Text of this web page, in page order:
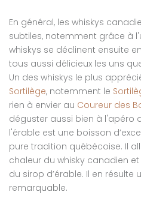
En général, les whiskys
subtiles, notemment grâce à
whiskys se déclinent ensuite
tous aussi délicieux les uns
Un des whiskys le plus
Sortilège, notemment le
rien à envier au Coureur des
déguster aussi bien à l'apéro
l'érable est une boisson
pure tradition québécoise. Il
chaleur du whisky canadien
du sirop d’érable. Il en résulte
remarquable.